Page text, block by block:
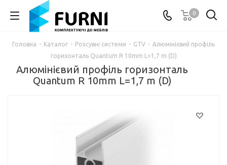
0
Головна - Каталог - Розсувні системи - GTV - Aлюмінієвий профіль
горизонталь Quantum R 10mm L=1,7 m (D)
Aлюмінієвий профіль горизонталь
Quantum R 10mm L=1,7 m (D)